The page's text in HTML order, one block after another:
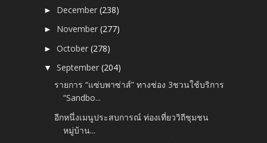
► December(238)
► November(277)
►October(278)
▼September(204)
รายการ “แซ่บพาซ่าส์” ทางช่อง 3ชวนใช้บริการ
“Sandbo...
อีกหนึ่งเมนูประสบการณ์ ท่องเที่ยววิถีชุมชน
หมู่บ้าน...